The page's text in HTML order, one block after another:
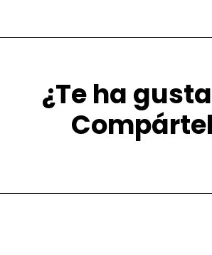
¿Te ha